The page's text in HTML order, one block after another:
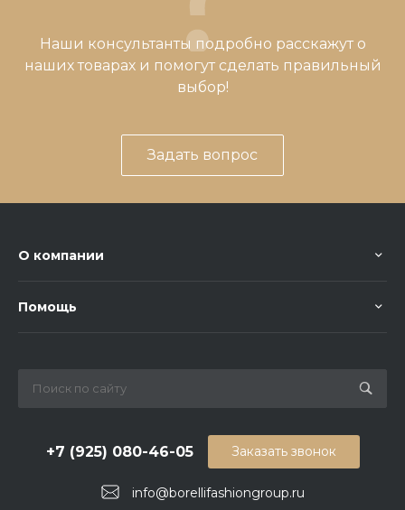
Наши консультанты подробно расскажут о
наших товарах и помогут сделать правильный
выбор!
Задать вопрос
О компании
Помощь
+7 (925) 080-46-05
info@borellifashiongroup.ru
Заказать звонок